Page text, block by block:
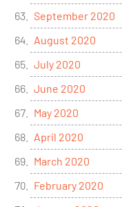
September 2020
August 2020
July 2020
June 2020
May 2020
April 2020
March 2020
February 2020